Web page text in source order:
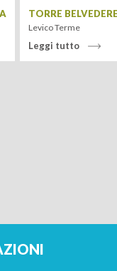
TORRE
Levico Terme
Leggi tutto